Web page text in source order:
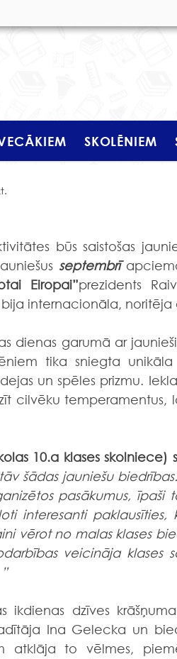
SKOLĒNIEM
būs saistošas
septembrī
Eiropai”prezidents
internacionāla, noritēja
dienas garumā ar
tika sniegta
un spēles prizmu.
cilvēku temperamentus,
10.a klases skolniece)
šādas jauniešu
pasākumus, īpaši
interesanti
vērot no malas klases
veicināja klases
ikdienas dzīves
Ina Gelecka un
atklāja to vēlmes,